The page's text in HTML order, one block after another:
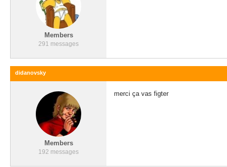
Members
291 messages
didanovsky
Members
192 messages
merci ça vas figter